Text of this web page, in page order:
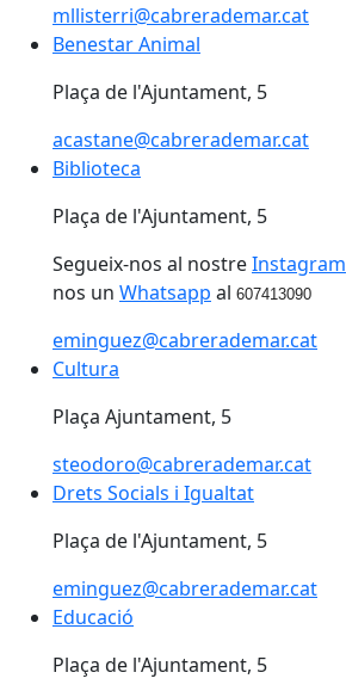
mllisterri@cabrerademar.cat
Benestar Animal
Benestar Animal
Plaça de l'Ajuntament, 5
acastane@cabrerademar.cat
Biblioteca
Biblioteca
Plaça de l'Ajuntament, 5
Segueix-nos al nostreInstagram
nos un Whatsapp al 607413090
eminguez@cabrerademar.cat
Cultura
Cultura
Plaça Ajuntament, 5
steodoro@cabrerademar.cat
Drets Socials i Igualtat
Drets Socials i Igualtat
Plaça de l'Ajuntament, 5
eminguez@cabrerademar.cat
Educació
Educació
Plaça de l'Ajuntament, 5